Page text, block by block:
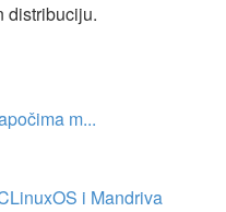
distribuciju.
m...
i Mandriva